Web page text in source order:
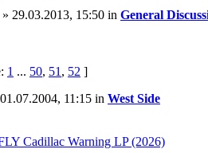
» 29.03.2013, 15:50 in General
1 ... 50, 51 , 52 ]
11:15 in West Side
Cadillac Warning LP (2026)